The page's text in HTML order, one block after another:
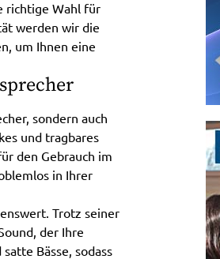
richtige Wahl für
werden wir die
um Ihnen eine
sondern auch
und tragbares
den Gebrauch im
in Ihrer
Trotz seiner
der Ihre
Bässe, sodass